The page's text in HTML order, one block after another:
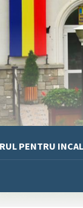
PENTRU